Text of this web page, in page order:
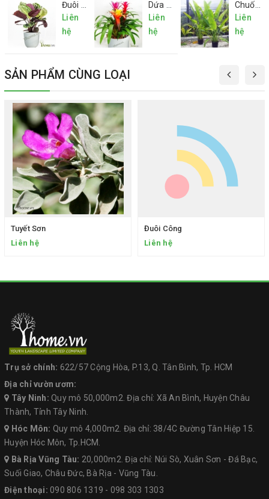
Liên
hệ
Liên
hệ
Liên
hệ
SẢN PHẨM CÙNG LOẠI
Tuyết Sơn
Liên hệ
Đuôi Công
Liên hệ
Trụ sở chính: 622/57 Cộng Hòa, P.13, Q. Tân Bình, Tp. HCM
Địa chỉ vườn ươm:
Tây Ninh: Quy mô 50,000m2. Địa chỉ: Xã An Bình, Huyện Châu
Thành, Tỉnh Tây Ninh.
Hóc Môn: Quy mô 4,000m2. Địa chỉ: 38/4C Đường Tân Hiệp 15.
Huyện Hóc Môn, Tp.HCM.
Bà Rịa Vũng Tàu: 20,000m2. Địa chỉ: Núi Sò, Xuân Sơn - Đá Bạc,
Suối Giao, Châu Đức, Bà Rịa - Vũng Tàu.
Điện thoại: 090 806 1319 - 098 303 1303